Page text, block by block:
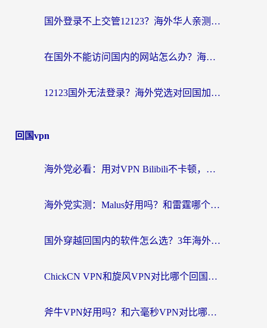
国外登录不上交管12123？海外华人亲测有效的回国加速器选择指南
在国外不能访问国内的网站怎么办？海外党必看的无缝回国上网指南
12123国外无法登录？海外党选对回国加速器，轻松解决国内资源访问难题
回国vpn
海外党必看：用对VPN Bilibili不卡顿，英国玩国内游戏也丝滑——2026回国加速器选择指南
海外党实测：Malus好用吗？和雷霆哪个好？+ 3款热门加速器深度对比
国外穿越回国内的软件怎么选？3年海外党亲测实用指南，告别地域限制
ChickCN VPN和旋风VPN对比哪个回国效果更好？海外党实测回国内网神器指南
斧牛VPN好用吗？和六毫秒VPN对比哪个回国效果更好？海外党亲测实用指南